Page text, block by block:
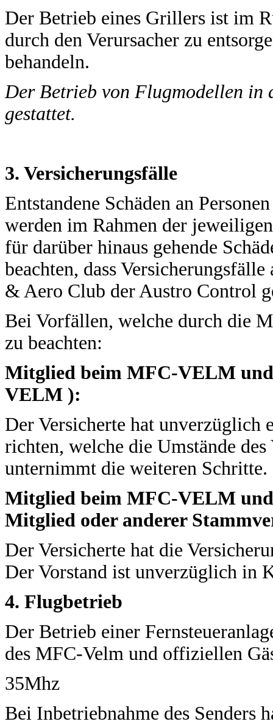
Der Betrieb eines Grillers ist im
durch den Verursacher zu
behandeln.
Der Betrieb von Flugmodellen in
gestattet.
3. Versicherungsfälle
Entstandene Schäden an
werden im Rahmen der
für darüber hinaus gehende
beachten, dass
& Aero Club der Austro Control
Bei Vorfällen, welche durch die
zu beachten:
Mitglied beim MFC-VELM
VELM ):
Der Versicherte hat unverzüglich
richten, welche die Umstände
unternimmt die weiteren Schritte.
Mitglied beim MFC-VELM
Mitglied oder anderer
Der Versicherte hat die
Der Vorstand ist unverzüglich in
4. Flugbetrieb
Der Betrieb einer
des MFC-Velm und offiziellen
35Mhz
Bei Inbetriebnahme des Senders